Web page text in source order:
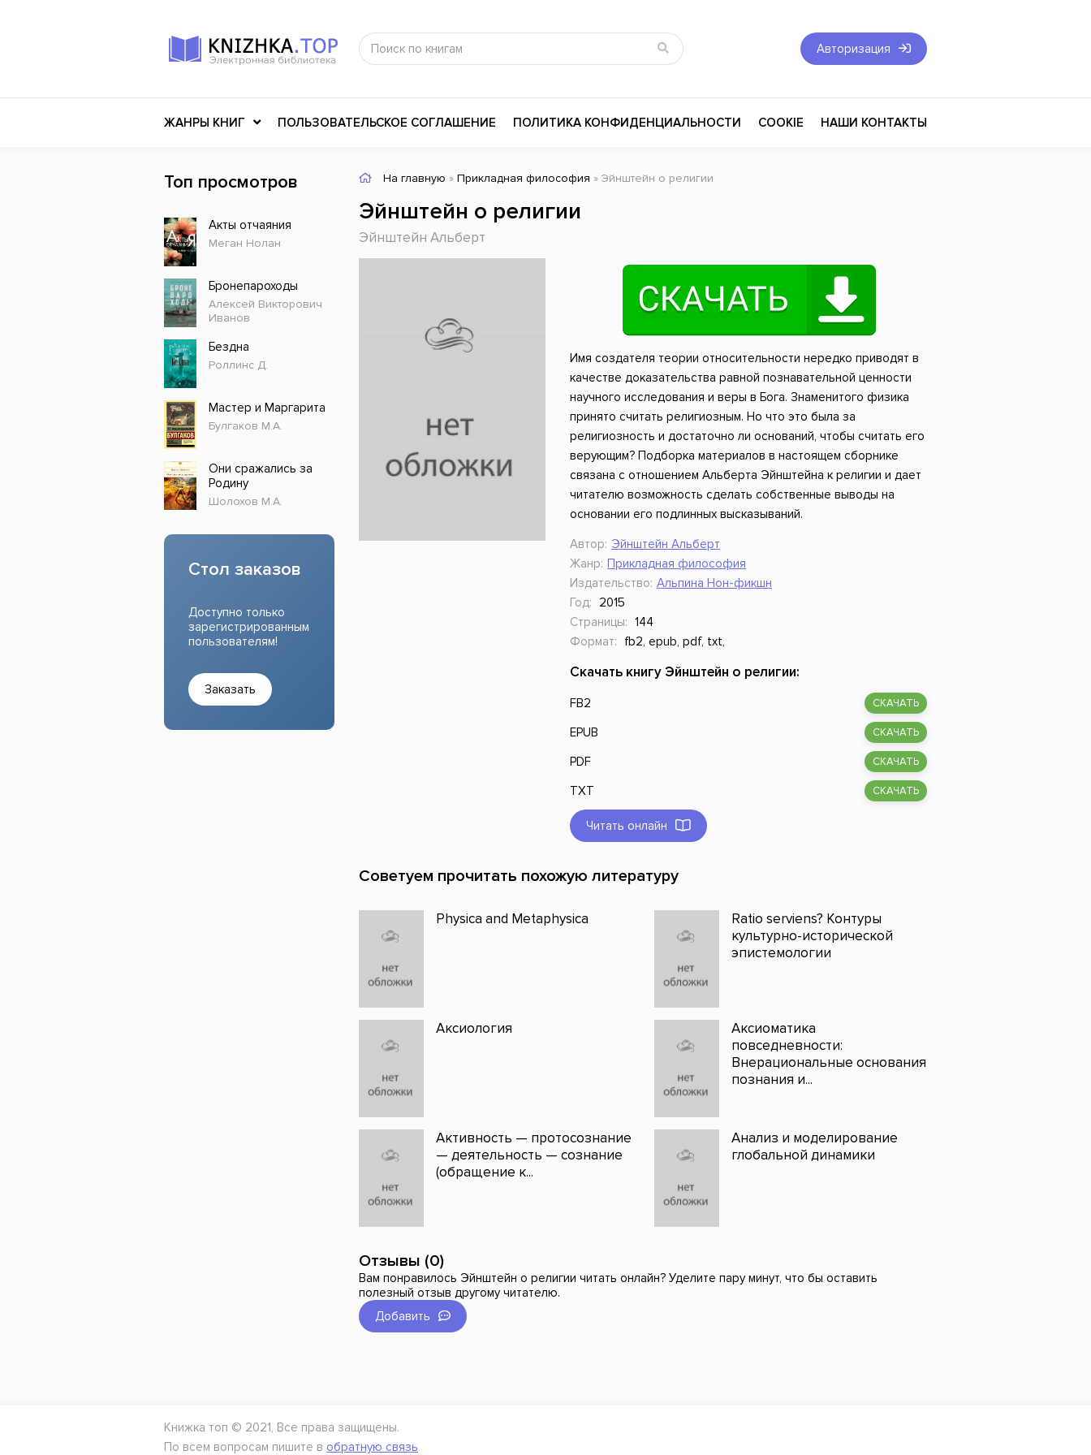
Авторизация
ЖАНРЫ КНИГ
Российское искусство
Детективы
Детские книги
История
Разное
Прочие издания
Научная литература
Любовные романы
Современная проза
История России
Эзотерика
Экономика
Российский боевик
ПОЛЬЗОВАТЕЛЬСКОЕ СОГЛАШЕНИЕ ПОЛИТИКА КОНФИДЕНЦИАЛЬНОСТИ COOKIE НАШИ КОНТАКТЫ
На главную » Прикладная философия » Эйнштейн о религии
Эйнштейн о религии
Эйнштейн Альберт
Имя создателя теории относительности нередко приводят в
качестве доказательства равной познавательной ценности
научного исследования и веры в Бога. Знаменитого физика
принято считать религиозным. Но что это была за
религиозность и достаточно ли оснований, чтобы считать его
верующим? Подборка материалов в настоящем сборнике
связана с отношением Альберта Эйнштейна к религии и дает
читателю возможность сделать собственные выводы на
основании его подлинных высказываний.
Автор: Эйнштейн Альберт
Жанр: Прикладная философия
Издательство: Альпина Нон-фикшн
Год:
2015
Страницы: 144
Формат:
fb2, epub, pdf, txt,
Скачать книгу Эйнштейн о религии:
FB2 СКАЧАТЬ
EPUB СКАЧАТЬ
PDF СКАЧАТЬ
TXT СКАЧАТЬ
Читать онлайн
Советуем прочитать похожую литературу
Physica and Metaphysica
Ratio serviens? Контуры
культурно-исторической
эпистемологии
Аксиология
Аксиоматика
повседневности:
Внерациональные основания
познания и...
Активность — протосознание
— деятельность — сознание
(обращение к...
Анализ и моделирование
глобальной динамики
Отзывы (0)
Вам понравилось Эйнштейн о религии читать онлайн? Уделите пару минут, что бы оставить
полезный отзыв другому читателю.
Добавить
Топ просмотров
Акты отчаяния
Меган Нолан
Бронепароходы
Алексей Викторович
Иванов
Бездна
Роллинс Д.
Мастер и Маргарита
Булгаков М.А.
Они сражались за
Родину
Шолохов М.А.
Стол заказов
Доступно только
зарегистрированным
пользователям!
Заказать
Книжка топ © 2021, Все права защищены.
По всем вопросам пишите в обратную связь